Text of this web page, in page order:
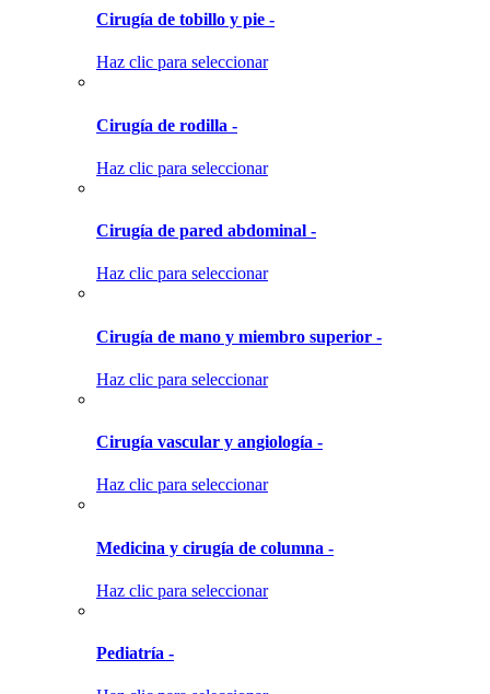
Cirugía de tobillo y pie -
Haz clic para seleccionar
Cirugía de rodilla -
Haz clic para seleccionar
Cirugía de pared abdominal -
Haz clic para seleccionar
Cirugía de mano y miembro superior -
Haz clic para seleccionar
Cirugía vascular y angiología -
Haz clic para seleccionar
Medicina y cirugía de columna -
Haz clic para seleccionar
Pediatría -